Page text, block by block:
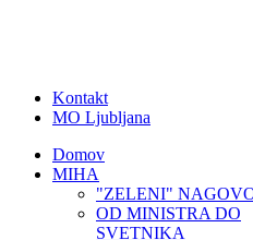
Kontakt
MO Ljubljana
Domov
MIHA
"ZELENI"
OD MINISTRA DO
SVETNIKA